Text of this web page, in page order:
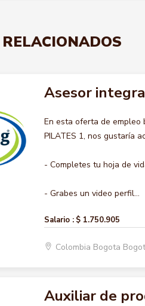
Asesor
En esta oferta de empleo
PILATES 1, nos gustaría
- Completes tu hoja de
- Grabes un video perfil...
Salario : $ 1.750.905
Colombia Bogota
Auxiliar de